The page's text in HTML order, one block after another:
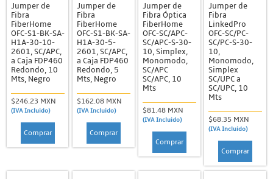
Jumper de
Fibra
FiberHome
OFC-S1-BK-SA-
H1A-30-10-
2601, SC/APC,
a Caja FDP460
Redondo, 10
Mts, Negro
$246.23 MXN
(IVA Incluido)
Comprar
Jumper de
Fibra
FiberHome
OFC-S1-BK-SA-
H1A-30-5-
2601, SC/APC,
a Caja FDP460
Redondo, 5
Mts, Negro
$162.08 MXN
(IVA Incluido)
Comprar
Jumper de
Fibra Óptica
FiberHome
OFC-SC/APC-
SC/APC-S-30-
10, Simplex,
Monomodo,
SC/APC
SC/APC, 10
Mts
$81.48 MXN
(IVA Incluido)
Comprar
Jumper de
Fibra
LinkedPro
OFC-SC/PC-
SC/PC-S-30-
10,
Monomodo,
Simplex
SC/UPC a
SC/UPC, 10
Mts
$68.35 MXN
(IVA Incluido)
Comprar